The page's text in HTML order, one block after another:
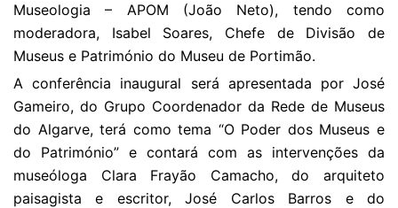
Museologia – APOM (João Neto), tendo como
moderadora, Isabel Soares, Chefe de Divisão de
Museus e Património do Museu de Portimão.
A conferência inaugural será apresentada por José
Gameiro, do Grupo Coordenador da Rede de Museus
do Algarve, terá como tema “O Poder dos Museus e
do Património” e contará com as intervenções da
museóloga Clara Frayão Camacho, do arquiteto
paisagista e escritor, José Carlos Barros e do